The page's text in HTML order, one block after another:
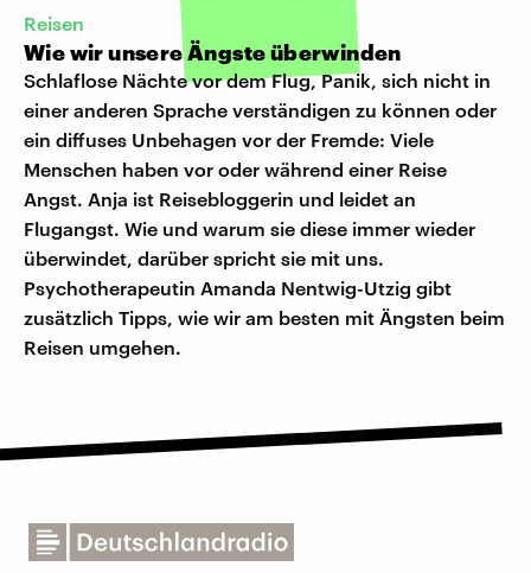
Reisen
Wie wir unsere Ängste überwinden
Schlaflose Nächte vor dem Flug, Panik, sich nicht in
einer anderen Sprache verständigen zu können oder
ein diffuses Unbehagen vor der Fremde: Viele
Menschen haben vor oder während einer Reise
Angst. Anja ist Reisebloggerin und leidet an
Flugangst. Wie und warum sie diese immer wieder
überwindet, darüber spricht sie mit uns.
Psychotherapeutin Amanda Nentwig-Utzig gibt
zusätzlich Tipps, wie wir am besten mit Ängsten beim
Reisen umgehen.